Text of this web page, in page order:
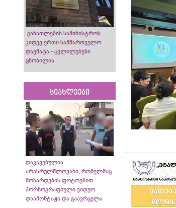
განათლების სამინისტროს
კიდევ ერთი სამმართველო
დაემატა - ცვლილებები
ცნობილია
სიახლეები
დაკავებულია
არასრულწლოვანი, რომელმაც
მოზარდების ფოტოებით
პორნოგრაფიული ვიდეო
დაამონტაჟა და გაავრცელა